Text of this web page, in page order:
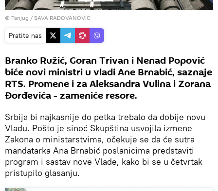
© Tanjug / SAVA RADOVANOVIC
Pratite nas
Branko Ružić, Goran Trivan i Nenad Popović
biće novi ministri u vladi Ane Brnabić, saznaje
RTS. Promene i za Aleksandra Vulina i Zorana
Đorđevića - zameniće resore.
Srbija bi najkasnije do petka trebalo da dobije novu
Vladu. Pošto je sinoć Skupština usvojila izmene
Zakona o ministarstvima, očekuje se da će sutra
mandatarka Ana Brnabić poslanicima predstaviti
program i sastav nove Vlade, kako bi se u četvrtak
pristupilo glasanju.